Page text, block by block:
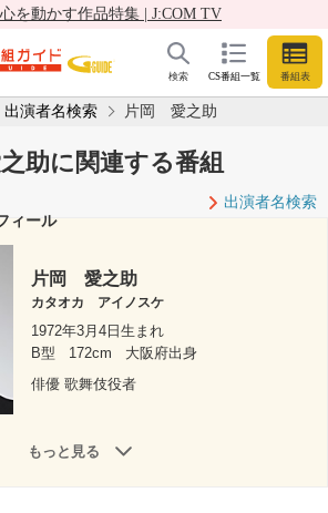
を動かす作品特集 | J:COM TV
CS番組一覧 番組表
検索
出演者名検索 片岡 愛之助
助に関連する番組
出演者名検索
ィール
片岡 愛之助
カタオカ アイノスケ
1972年3月4日生まれ
B型
172cm
大阪府出身
俳優 歌舞伎役者
もっと見る